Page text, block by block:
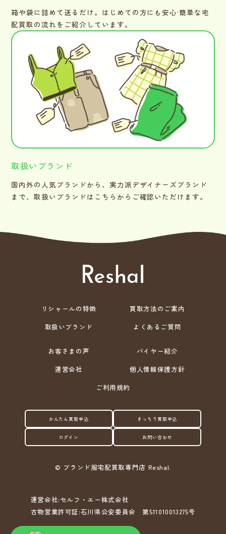
箱や袋に詰めて送るだけ。はじめての方にも安心·簡単な宅
配買取の流れをご紹介しています。
取扱いブランド
国内外の人気ブランドから、実力派デザイナーズブランド
まで、取扱いブランドはこちらからご確認いただけます。
リシャールの特徴
買取方法のご案内
取扱いブランド
よくあるご質問
お客さまの声
バイヤー紹介
運営会社
個人情報保護方針
ご利用規約
かんたん買取申込 きっちり買取申込
ログイン お問い合わせ
© ブランド服宅配買取専門店 Reshal.
運営会社:セルフ・エー株式会社
古物営業許可証:石川県公安委員会 第511010013275号